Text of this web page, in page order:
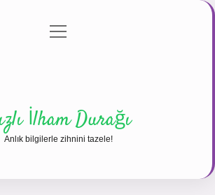
Gizlilik Politikası
menüyü
İlham Durağı
Anlık bilgilerle zihnini tazele!